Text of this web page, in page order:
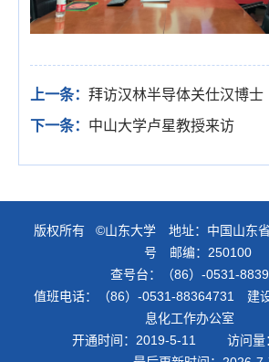
上一条： 拜访汉林半导体关仕汉博士
下一条： 中山大学卢星教授来访
版权所有 ©山东大学 地址：中国山东
号 邮编：250100
查号台：（86）-0531-
值班电话：（86）-0531-88364731 建
息化工作办公室
开通时间： 2019-5-11 访问量